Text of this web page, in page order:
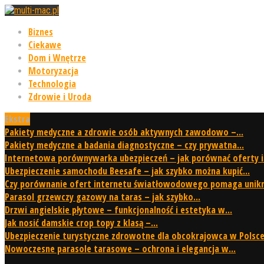
Biznes
Ciekawe
Dom i Wnętrze
Motoryzacja
Technologia
Zdrowie i Uroda
Ekstra
Pakiety medyczne a zdrowie osób aktywnych zawodowo –...
Pakiety medyczne a badania diagnostyczne – czy prywatna...
Internetowa porównywarka ubezpieczeń – jak porównać oferty
Ubezpieczenie samochodu Beesafe – jak szybko można kupić...
Czy porównanie ofert internetu światłowodowego pomaga
Parasol grzewczy gazowy na taras – jak szybko...
Drzwi angielskie płytowe – funkcjonalność i estetyka w...
Jak nosić damskie crop topy z klasą –...
Ubezpieczenie turystyczne zdrowotne dla obcokrajowca w
Nowoczesne parasole tarasowe – ochrona i elegancja w...